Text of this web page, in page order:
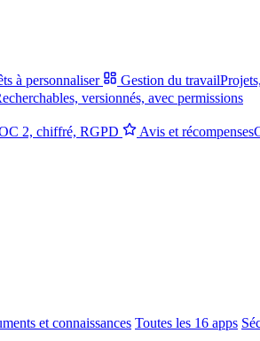
à personnaliser Gestion du travail
versionnés, avec permissions
2, chiffré, RGPD Avis et récompenses
et connaissances Toutes les 16 apps